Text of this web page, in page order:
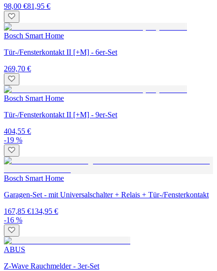
98,00 €81,95 €
Bosch Smart Home
Tür-/Fensterkontakt II [+M] - 6er-Set
269,70 €
Bosch Smart Home
Tür-/Fensterkontakt II [+M] - 9er-Set
404,55 €
-19 %
Bosch Smart Home
Garagen-Set - mit Universalschalter + Relais + Tür-/Fensterkontakt
167,85 €134,95 €
-16 %
ABUS
Z-Wave Rauchmelder - 3er-Set